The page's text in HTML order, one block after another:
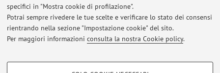
specifici in "Mostra cookie di profilazione".
Potrai sempre rivedere le tue scelte e verificare lo stato dei consensi
rientrando nella sezione "Impostazione cookie" del sito.
Per maggiori informazioni consulta la nostra Cookie policy.
COOKIE DI PROFILAZIONE - FACOLTATIVI
COMUNICAZIONE GIORNALISTICA - PROVA SCRITTA DEL 24 MARZO
2026
Pubblicato il: 07 aprile 2026